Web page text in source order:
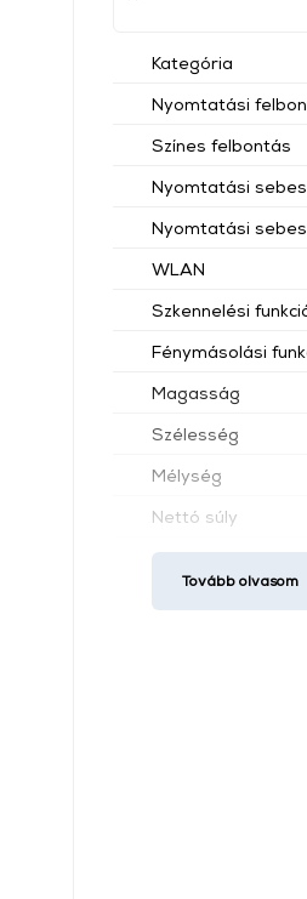
Kategória
Nyomtatási
Színes felbontás
Nyomtatási
Nyomtatási
WLAN
Szkennelési
Fénymásolási
Magasság
Szélesség
Mélység
Nettó súly
Szín
Tovább olvasom